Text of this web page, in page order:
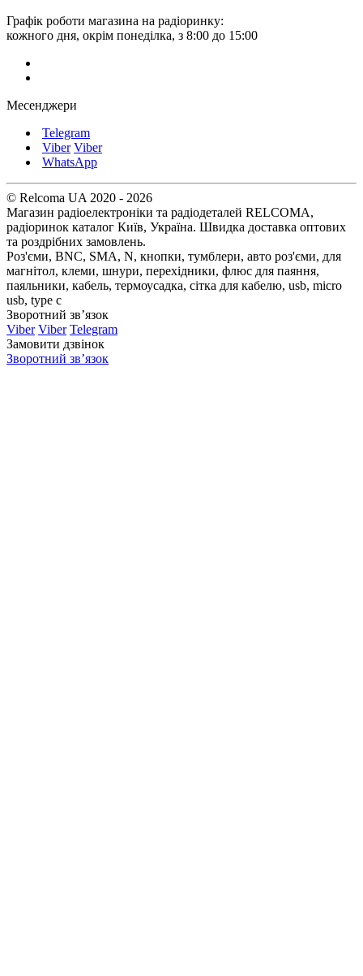
Графік роботи магазина на радіоринку:
кожного дня, окрім понеділка, з 8:00 до 15:00
Месенджери
Telegram
Viber Viber
WhatsApp
© Relcoma UA 2020 - 2026
Магазин радіоелектроніки та радіодеталей RELCOMA,
радіоринок каталог Київ, Україна. Швидка доставка оптових
та роздрібних замовлень.
Роз'єми, BNC, SMA, N, кнопки, тумблери, авто роз'єми, для
магнітол, клеми, шнури, перехідники, флюс для паяння,
паяльники, кабель, термоусадка, сітка для кабелю, usb, micro
usb, type c
Зворотний зв’язок
Viber Viber Telegram
Замовити дзвінок
Зворотний зв’язок